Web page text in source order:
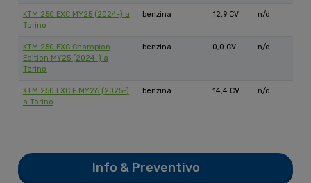
KTM 250 EXC MY25 (2024-) a
Torino
benzina 12,9 CV n/d
KTM 250 EXC Champion
Edition MY25 (2024-) a
Torino
benzina 0,0 CV n/d
KTM 250 EXC F MY26 (2025-)
a Torino
benzina 14,4 CV n/d
Info & Preventivo